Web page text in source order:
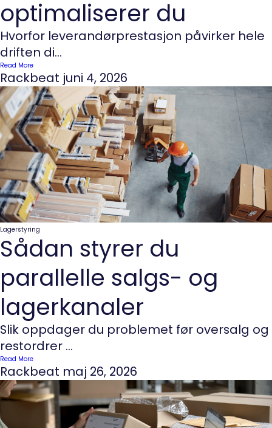
optimaliserer du
Hvorfor leverandørprestasjon påvirker hele
driften di...
Read More
Rackbeat juni 4, 2026
Lagerstyring
Sådan styrer du
parallelle salgs- og
lagerkanaler
Slik oppdager du problemet før oversalg og
restordrer ...
Read More
Rackbeat maj 26, 2026